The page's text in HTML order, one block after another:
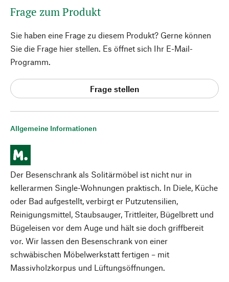
Allgemeine Informationen
Der Besenschrank als Solitärmöbel ist nicht nur in
kellerarmen Single-Wohnungen praktisch. In Diele, Küche
oder Bad aufgestellt, verbirgt er Putzutensilien,
Reinigungsmittel, Staubsauger, Trittleiter, Bügelbrett und
Bügeleisen vor dem Auge und hält sie doch griffbereit
vor. Wir lassen den Besenschrank von einer
schwäbischen Möbelwerkstatt fertigen – mit
Massivholzkorpus und Lüftungsöffnungen.
Frage zum Produkt
Sie haben eine Frage zu diesem Produkt? Gerne können
Sie die Frage hier stellen. Es öffnet sich Ihr E-Mail-
Programm.
Frage stellen